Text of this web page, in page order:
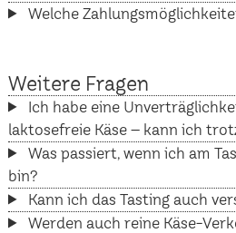
Welche
Weitere Fragen
Ich habe eine
laktosefreie Käse – kann ich
Was passiert, wenn ich am
bin?
Kann ich das Tasting auch
Werden auch reine Käse-